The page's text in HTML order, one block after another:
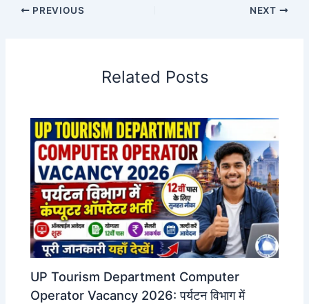
PREVIOUS NEXT
Related Posts
UP Tourism Department Computer
Operator Vacancy 2026: पर्यटन विभाग में